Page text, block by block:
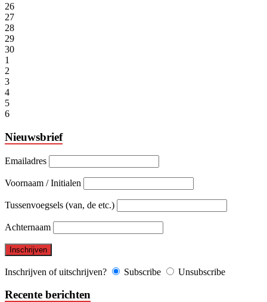
26
27
28
29
30
1
2
3
4
5
6
Nieuwsbrief
Emailadres
Voornaam / Initialen
Tussenvoegsels (van, de etc.)
Achternaam
Inschrijven of uitschrijven? Subscribe Unsubscribe
Recente berichten